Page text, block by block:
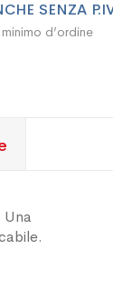
SENZA
minimo d’ordine
Una